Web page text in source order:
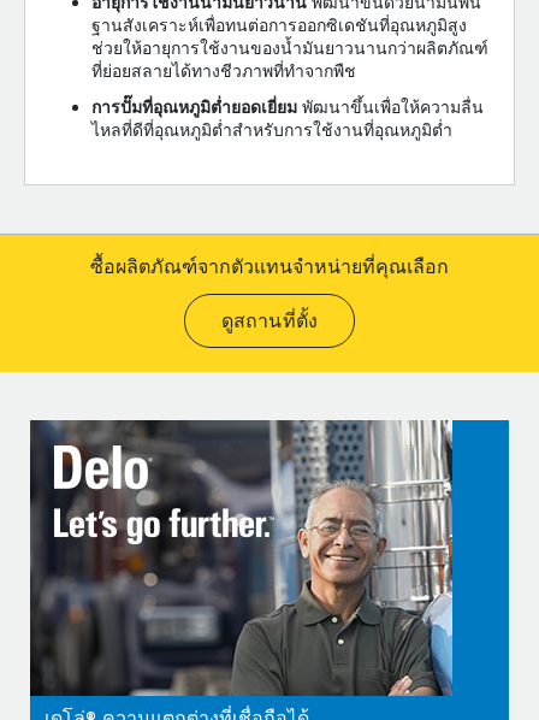
ฐานสังเคราะห์เพื่อทนต่อการออกซิเดชันที่อุณหภูมิสูง
ช่วยให้อายุการใช้งานของน้ำมันยาวนานกว่าผลิตภัณฑ์
ที่ย่อยสลายได้ทางชีวภาพที่ทำจากพืช
การปั๊มที่อุณหภูมิต่ำยอดเยี่ยม พัฒนาขึ้นเพื่อให้ความลื่น
ไหลที่ดีที่อุณหภูมิต่ำสำหรับการใช้งานที่อุณหภูมิต่ำ
ซื้อผลิตภัณฑ์จากตัวแทนจำหน่ายที่คุณเลือก
ดูสถานที่ตั้ง